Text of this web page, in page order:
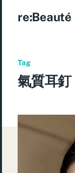
re:Beauté
Tag
氣質耳釘